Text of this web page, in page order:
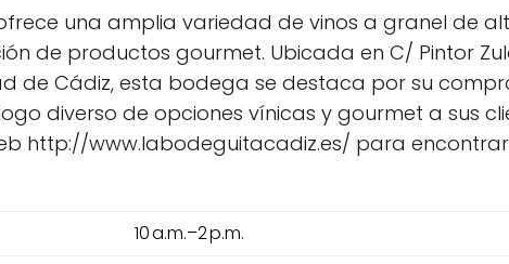
una amplia variedad de vinos a granel de
de productos gourmet. Ubicada en C/ Pintor
de Cádiz, esta bodega se destaca por su
diverso de opciones vínicas y gourmet a sus
http://www.labodeguitacadiz.es/ para
10 a.m.–2 p.m.